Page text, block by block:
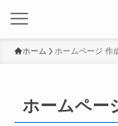
ホーム ホームページ 作
ホームペー